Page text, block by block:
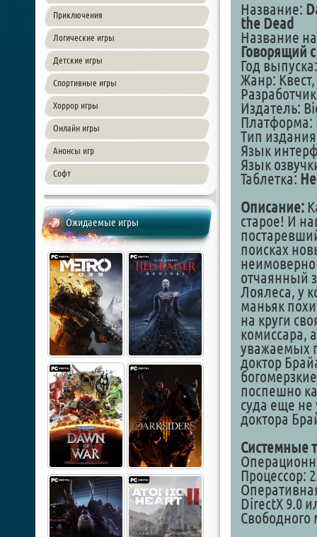
Приключения
Логические игры
Детские игры
Спортивные игры
Хоррор игры
Онлайн игры
Анонсы игр
Софт
Ожидаемые игры
Название:
the Dead
Название
Говорящий
Год
Жанр:
Издатель:
Платформа:
Тип
Язык
Язык
Таблетка:
Описание:
старое! И
поисках
отчаянный
Лоялеса, у
маньяк
на круги
комиссара,
уважаемых
доктор
поспешно
суда еще не
доктора
Системные
Процессор:
DirectX 9.0
Свободного